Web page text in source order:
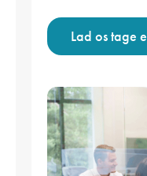
Lad os tage